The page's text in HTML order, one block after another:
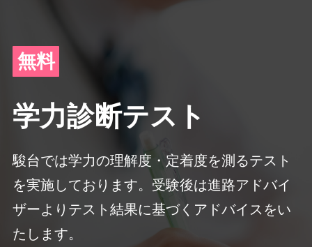
無料
学力診断テスト
駿台では学力の理解度・定着度を測るテスト
を実施しております。 受験後は進路アドバイ
ザーよりテスト結果に基づくアドバイスをい
たします。